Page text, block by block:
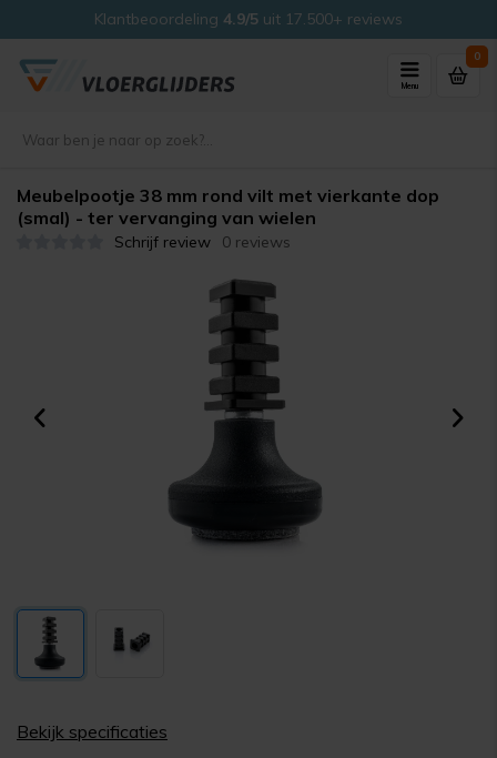
Klantbeoordeling 4.9/5 uit 17.500+ reviews
Menu
0
Meubelpootje 38 mm rond vilt met vierkante dop
(smal) - ter vervanging van wielen
Schrijf review 0 reviews
Bekijk specificaties